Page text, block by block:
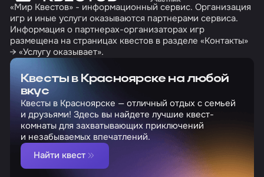
«Мир Квестов» - информационный сервис. Организация
игр и иные услуги оказываются партнерами сервиса.
Информация о партнерах-организаторах игр
размещена на страницах квестов в разделе «Контакты»
→ «Услугу оказывает».
Квесты в Красноярске на любой
вкус
Квесты в Красноярске — отличный отдых с семьей
и друзьями! Здесь вы найдете лучшие квест-
комнаты для захватывающих приключений
и незабываемых впечатлений.
Найти квест